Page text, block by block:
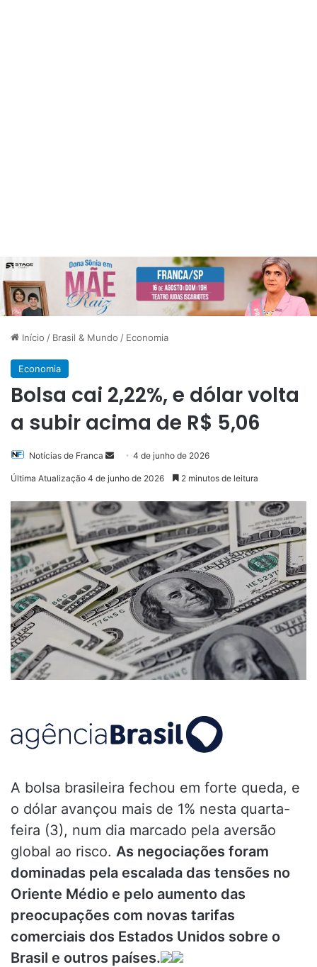
Início / Brasil & Mundo / Economia
Economia
Bolsa cai 2,22%, e dólar volta
a subir acima de R$ 5,06
Notícias de Franca
Mande
mail
4 de junho de 2026
Última Atualização 4 de junho de 2026 2 minutos de leitura
A bolsa brasileira fechou em forte queda, e
o dólar avançou mais de 1% nesta quarta-
feira (3), num dia marcado pela aversão
global ao risco. As negociações foram
dominadas pela escalada das tensões no
Oriente Médio e pelo aumento das
preocupações com novas tarifas
comerciais dos Estados Unidos sobre o
Brasil e outros países.